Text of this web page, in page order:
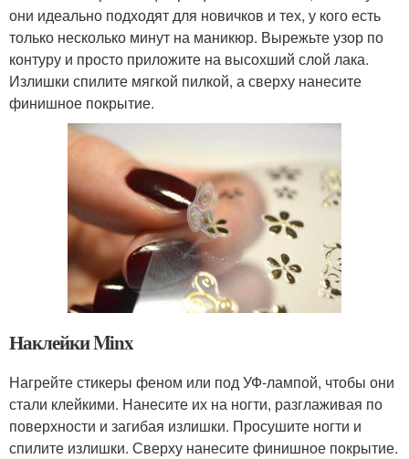
они идеально подходят для новичков и тех, у кого есть
только несколько минут на маникюр. Вырежьте узор по
контуру и просто приложите на высохший слой лака.
Излишки спилите мягкой пилкой, а сверху нанесите
финишное покрытие.
Наклейки Minx
Нагрейте стикеры феном или под УФ-лампой, чтобы они
стали клейкими. Нанесите их на ногти, разглаживая по
поверхности и загибая излишки. Просушите ногти и
спилите излишки. Сверху нанесите финишное покрытие.